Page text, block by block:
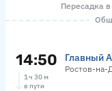
Пересадка
14:50 Главный
Ростов-на-
1 ч 30 м
в пути